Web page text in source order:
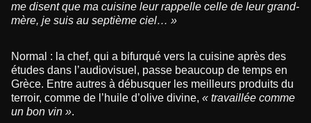
me disent que ma cuisine leur rappelle celle de leur grand-
mère, je suis au septième ciel… »
Normal : la chef, qui a bifurqué vers la cuisine après des
études dans l’audiovisuel, passe beaucoup de temps en
Grèce. Entre autres à débusquer les meilleurs produits du
terroir, comme de l’huile d’olive divine, « travaillée comme
un bon vin ».